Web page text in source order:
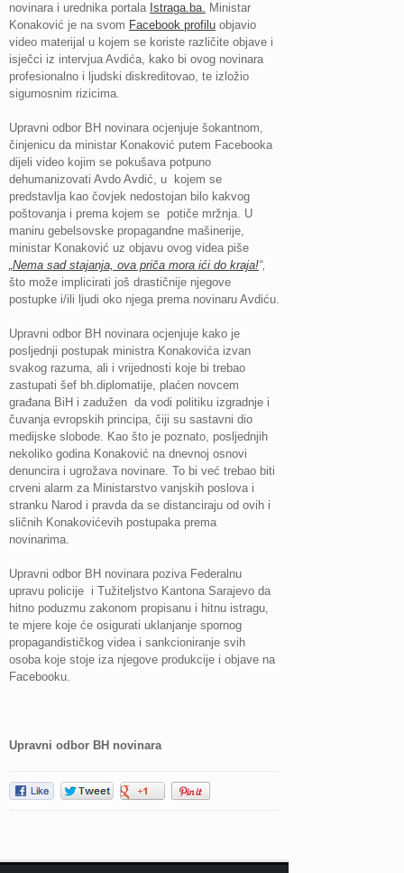
novinara i urednika portala Istraga.ba. Ministar
Konaković je na svom Facebook profilu objavio
video materijal u kojem se koriste različite objave i
isječci iz intervjua Avdića, kako bi ovog novinara
profesionalno i ljudski diskreditovao, te izložio
sigurnosnim rizicima.
Upravni odbor BH novinara ocjenjuje šokantnom,
činjenicu da ministar Konaković putem Facebooka
dijeli video kojim se pokušava potpuno
dehumanizovati Avdo Avdić, u kojem se
predstavlja kao čovjek nedostojan bilo kakvog
poštovanja i prema kojem se potiče mržnja. U
maniru gebelsovske propagandne mašinerije,
ministar Konaković uz objavu ovog videa piše
„Nema sad stajanja, ova priča mora ići do kraja!“,
što može implicirati još drastičnije njegove
postupke i/ili ljudi oko njega prema novinaru Avdiću.
Upravni odbor BH novinara ocjenjuje kako je
posljednji postupak ministra Konakovića izvan
svakog razuma, ali i vrijednosti koje bi trebao
zastupati šef bh.diplomatije, plaćen novcem
građana BiH i zadužen da vodi politiku izgradnje i
čuvanja evropskih principa, čiji su sastavni dio
medijske slobode. Kao što je poznato, posljednjih
nekoliko godina Konaković na dnevnoj osnovi
denuncira i ugrožava novinare. To bi već trebao biti
crveni alarm za Ministarstvo vanjskih poslova i
stranku Narod i pravda da se distanciraju od ovih i
sličnih Konakovićevih postupaka prema
novinarima.
Upravni odbor BH novinara poziva Federalnu
upravu policije i Tužiteljstvo Kantona Sarajevo da
hitno poduzmu zakonom propisanu i hitnu istragu,
te mjere koje će osigurati uklanjanje spornog
propagandističkog videa i sankcioniranje svih
osoba koje stoje iza njegove produkcije i objave na
Facebooku.
Upravni odbor BH novinara